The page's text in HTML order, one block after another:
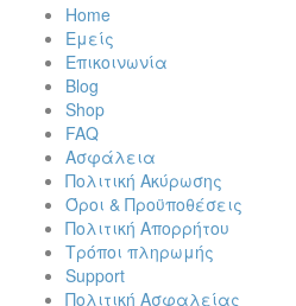
Home
Εμείς
Επικοινωνία
Blog
Shop
FAQ
Ασφάλεια
Πολιτική Ακύρωσης
Όροι & Προϋποθέσεις
Πολιτική Απορρήτου
Τρόποι πληρωμής
Support
Πολιτική Ασφαλείας